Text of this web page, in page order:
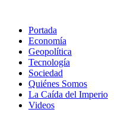
Portada
Economía
Geopolítica
Tecnología
Sociedad
Quiénes Somos
La Caída del Imperio
Videos